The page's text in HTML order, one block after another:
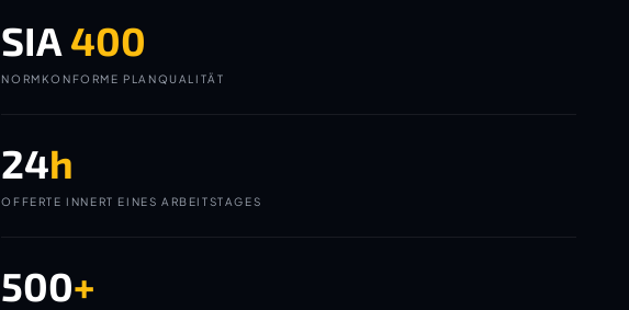
SIA 400
NORMKONFORME PLANQUALITÄT
24h
OFFERTE INNERT EINES ARBEITSTAGES
500+